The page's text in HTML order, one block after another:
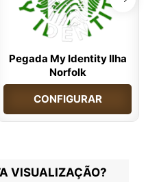
Pegada My Identity Ilha
Norfolk
CONFIGURAR
VISUALIZAÇÃO?